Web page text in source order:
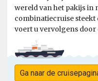
wereld van het pakijs in
combinatiecruise steekt
voert u vervolgens door
Ga naar de